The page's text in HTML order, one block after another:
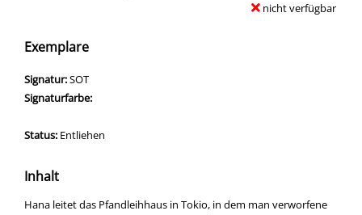
nicht verfügbar
Exemplare
Signatur:SOT
Signaturfarbe:
Status: Entliehen
Inhalt
Hana leitet das Pfandleihhaus in Tokio, in dem man verworfene